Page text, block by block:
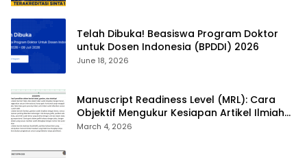
Telah Dibuka! Beasiswa Program Doktor
untuk Dosen Indonesia (BPDDI) 2026
June 18, 2026
Manuscript Readiness Level (MRL): Cara
Objektif Mengukur Kesiapan Artikel Ilmiah
Anda
March 4, 2026